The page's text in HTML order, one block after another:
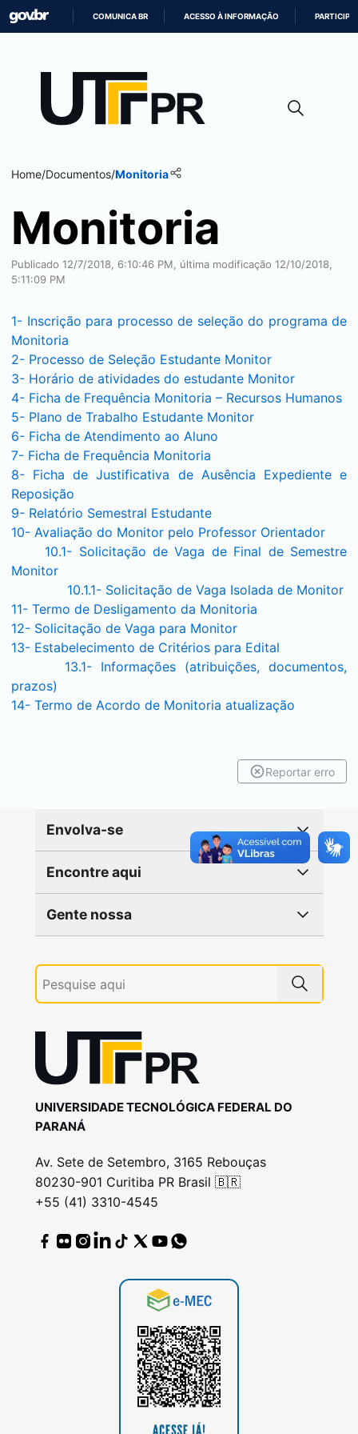
CONTEÚDO
COMUNICA BR ACESSO À INFORMAÇÃO PARTICIPE
Home/Documentos/Monitoria
Monitoria
Publicado 12/7/2018, 6:10:46 PM, última modificação 12/10/2018,
5:11:09 PM
1- Inscrição para processo de seleção do programa de
Monitoria
2- Processo de Seleção Estudante Monitor
3- Horário de atividades do estudante Monitor
4- Ficha de Frequência Monitoria – Recursos Humanos
5- Plano de Trabalho Estudante Monitor
6- Ficha de Atendimento ao Aluno
7- Ficha de Frequência Monitoria
8- Ficha de Justificativa de Ausência Expediente e
Reposição
9- Relatório Semestral Estudante
10- Avaliação do Monitor pelo Professor Orientador
10.1- Solicitação de Vaga de Final de Semestre
Monitor
10.1.1- Solicitação de Vaga Isolada de Monitor
11- Termo de Desligamento da Monitoria
12- Solicitação de Vaga para Monitor
13- Estabelecimento de Critérios para Edital
13.1- Informações (atribuições, documentos,
prazos)
14- Termo de Acordo de Monitoria atualização
Reportar erro
Envolva-se
Encontre aqui
Gente nossa
UNIVERSIDADE TECNOLÓGICA FEDERAL DO
PARANÁ
Av. Sete de Setembro, 3165 Rebouças
80230-901 Curitiba PR Brasil 🇧🇷
+55 (41) 3310-4545